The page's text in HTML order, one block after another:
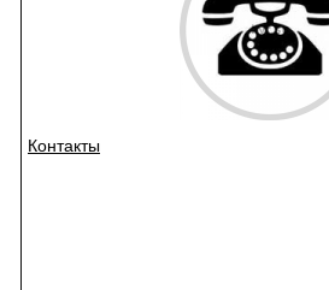
Контакты